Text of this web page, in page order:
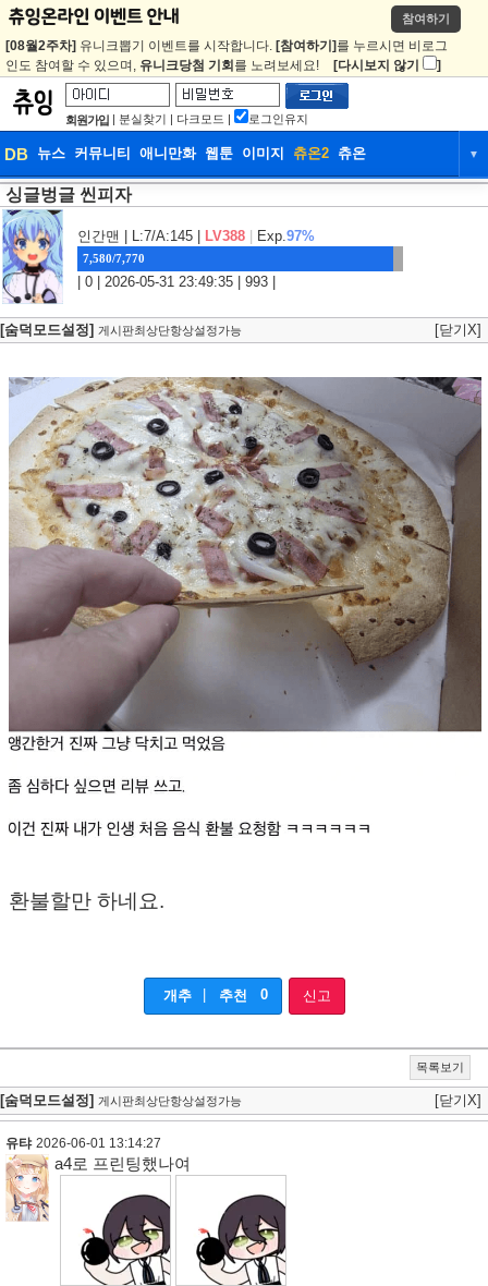
참여하기
[08월2주차] 유니크뽑기 이벤트를 시작합니다. [참여하기] 를 누르시면 비로그
인도 참여할 수 있으며, 유니크당첨 기회 를 노려보세요! [다시보지 않기 ]
회원가입 | 분실찾기 | 다크모드 | 로그인유지
DB 뉴스 커뮤니티 애니만화 웹툰 이미지 츄온2 츄온 ▼
DB
웹툰 이미지 츄온2
싱글벙글 씬피자
인간맨 | L:7/A:145 | LV388 Exp.97%
7,580/7,770
| 0 | 2026-05-31 23:49:35 | 993 |
[숨덕모드설정] 게시판최상단항상설정가능 [닫기X]
환불할만 하네요.
개추 | 추천 0 신고
목록보기
[숨덕모드설정] 게시판최상단항상설정가능 [닫기X]
유탸 2026-06-01 13:14:27
a4로 프린팅했나여